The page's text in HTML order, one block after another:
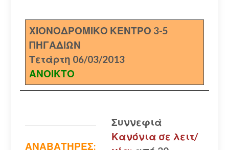
ΧΙΟΝΟΔΡΟΜΙΚΟ ΚΕΝΤΡΟ 3-5
ΠΗΓΑΔΙΩΝ
Τετάρτη 06/03/2013
ΑΝΟΙΚΤΟ
ΑΝΑΒΑΤΗΡΕΣ:
Συννεφιά
Κανόνια σε λειτ/